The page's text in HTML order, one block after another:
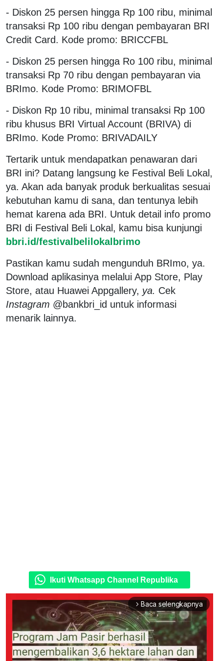
- Diskon 25 persen hingga Rp 100 ribu, minimal
transaksi Rp 100 ribu dengan pembayaran BRI
Credit Card. Kode promo: BRICCFBL
- Diskon 25 persen hingga Ro 100 ribu, minimal
transaksi Rp 70 ribu dengan pembayaran via
BRImo. Kode Promo: BRIMOFBL
- Diskon Rp 10 ribu, minimal transaksi Rp 100
ribu khusus BRI Virtual Account (BRIVA) di
BRImo. Kode Promo: BRIVADAILY
Tertarik untuk mendapatkan penawaran dari
BRI ini? Datang langsung ke Festival Beli Lokal,
ya. Akan ada banyak produk berkualitas sesuai
kebutuhan kamu di sana, dan tentunya lebih
hemat karena ada BRI. Untuk detail info promo
BRI di Festival Beli Lokal, kamu bisa kunjungi
bbri.id/festivalbelilokalbrimo
Pastikan kamu sudah mengunduh BRImo, ya.
Download aplikasinya melalui App Store, Play
Store, atau Huawei Appgallery, ya. Cek
Instagram @bankbri_id untuk informasi
menarik lainnya.
Ikuti Whatsapp Channel Republika
arrow_forward_ios Baca selengkapnya